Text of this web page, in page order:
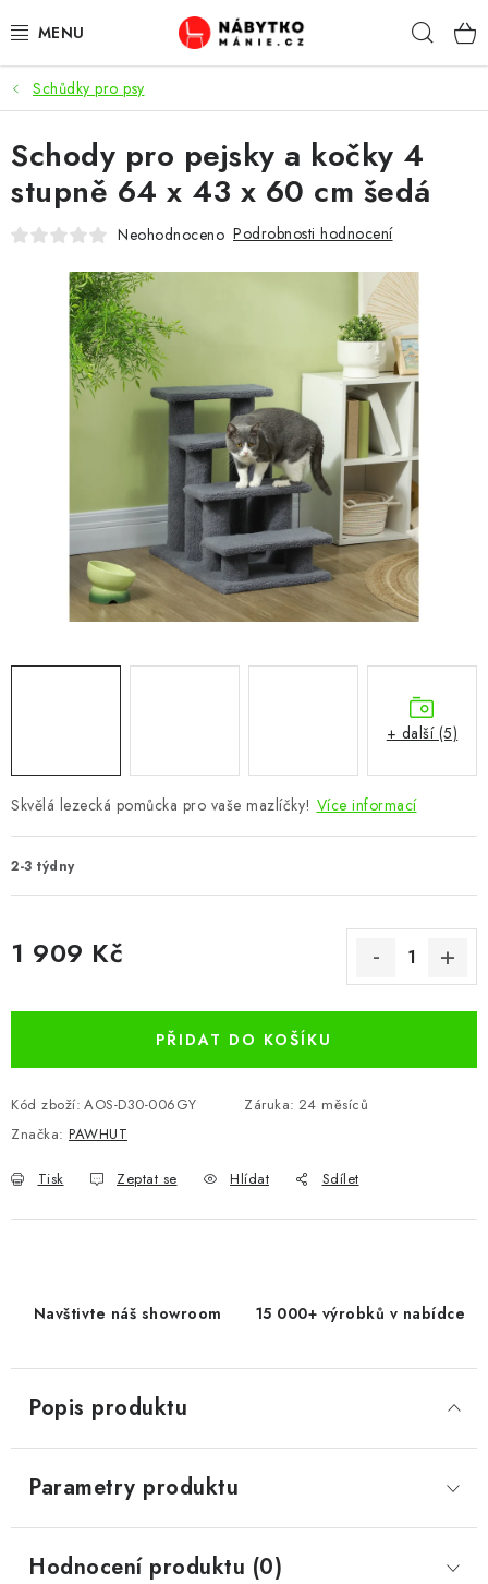
na
OBÝVACÍ POKOJ
KUCHYŇ A JÍDELNA
LOŽNICE
KANCELÁŘ / PRACOVNA
KOUPELNA A WC
CHOVATELSKÉ POTŘEBY
DOPLŇKY A DEKORACE
ZAHRADA
OSTATNÍ
VÝPRODEJ
Vše o nákupu Info
Reklamace a odstoupení od smlouvy
Kontakty
Schůdky pro psy
Skvělá lezecká pomůcka pro vaše mazlíčky! Více informací
2-3 týdny
1 909 Kč
PŘIDAT DO KOŠÍKU
Kód zboží: AOS-D30-006GY Záruka: 24 měsíců
Značka: PAWHUT
Tisk Zeptat se Hlídat Sdílet
Schody pro pejsky a kočky 4
stupně 64 x 43 x 60 cm šedá
Neohodnoceno Podrobnosti hodnocení
+ další (5)
Navštivte náš showroom 15 000+ výrobků v nabídce
Popis produktu
Parametry produktu
Hodnocení produktu (0)